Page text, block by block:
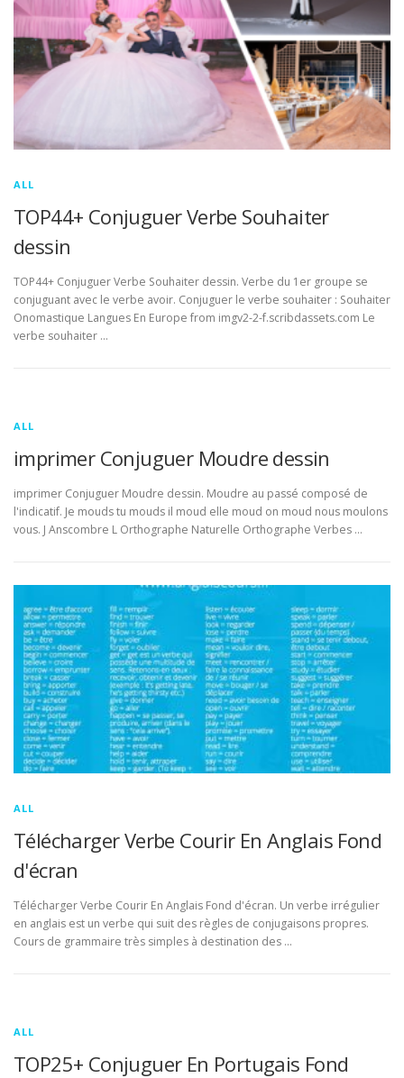
ALL
TOP44+ Conjuguer Verbe Souhaiter
dessin
TOP44+ Conjuguer Verbe Souhaiter dessin. Verbe du 1er groupe se
conjuguant avec le verbe avoir. Conjuguer le verbe souhaiter : Souhaiter
Onomastique Langues En Europe from imgv2-2-f.scribdassets.com Le
verbe souhaiter …
ALL
imprimer Conjuguer Moudre dessin
imprimer Conjuguer Moudre dessin. Moudre au passé composé de
l'indicatif. Je mouds tu mouds il moud elle moud on moud nous moulons
vous. J Anscombre L Orthographe Naturelle Orthographe Verbes …
ALL
Télécharger Verbe Courir En Anglais Fond
d'écran
Télécharger Verbe Courir En Anglais Fond d'écran. Un verbe irrégulier
en anglais est un verbe qui suit des règles de conjugaisons propres.
Cours de grammaire très simples à destination des …
ALL
TOP25+ Conjuguer En Portugais Fond